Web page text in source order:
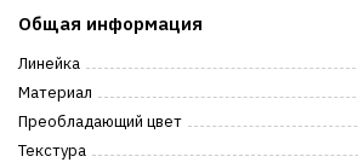
Общая информация
Линейка
Материал
Преобладающий цвет
Текстура